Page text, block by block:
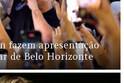
fazem apresentação
de Belo Horizonte